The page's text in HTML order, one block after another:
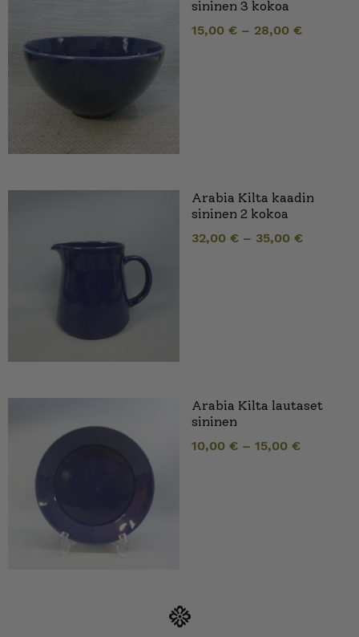
sininen 3 kokoa
15,00 € – 28,00 €
Arabia Kilta kaadin
sininen 2 kokoa
32,00 € – 35,00 €
Arabia Kilta lautaset
sininen
10,00 € – 15,00 €